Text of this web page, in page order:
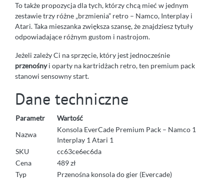
To także propozycja dla tych, którzy chcą mieć w jednym
zestawie trzy różne „brzmienia” retro – Namco, Interplay i
Atari. Taka mieszanka zwiększa szansę, że znajdziesz tytuły
odpowiadające różnym gustom i nastrojom.
Jeżeli zależy Ci na sprzęcie, który jest jednocześnie
przenośnyi oparty na kartridżach retro, ten premium pack
stanowi sensowny start.
Dane techniczne
Parametr
Wartość
Nazwa
Konsola EverCade Premium Pack – Namco 1
Interplay 1 Atari 1
SKU
cc63ce6ec6da
Cena
489 zł
Typ
Przenośna konsola do gier (Evercade)